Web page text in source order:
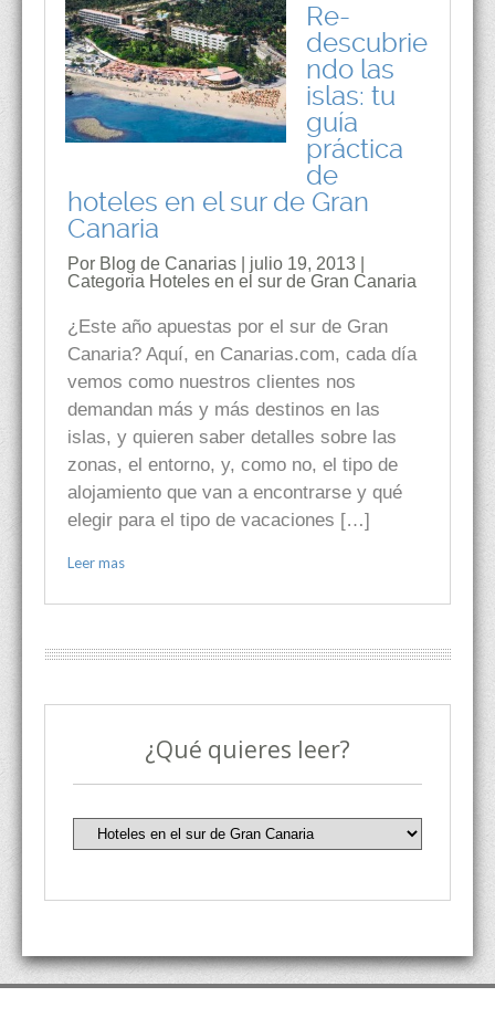
Re-
descubrie
ndo las
islas: tu
guía
práctica
de
hoteles en el sur de Gran
Canaria
Por Blog de Canarias | julio 19, 2013 |
Categoria Hoteles en el sur de Gran Canaria
¿Este año apuestas por el sur de Gran
Canaria? Aquí, en Canarias.com, cada día
vemos como nuestros clientes nos
demandan más y más destinos en las
islas, y quieren saber detalles sobre las
zonas, el entorno, y, como no, el tipo de
alojamiento que van a encontrarse y qué
elegir para el tipo de vacaciones […]
Leer mas
¿Qué quieres leer?